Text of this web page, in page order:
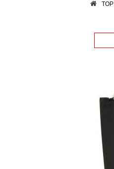
こだわり条件から探す
TOP